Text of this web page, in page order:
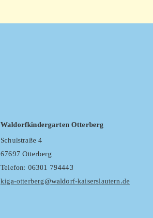
Waldorfkindergarten Otterberg
Schulstraße 4
67697 Otterberg
Telefon: 06301 794443
kiga-otterberg@waldorf-kaiserslautern.de